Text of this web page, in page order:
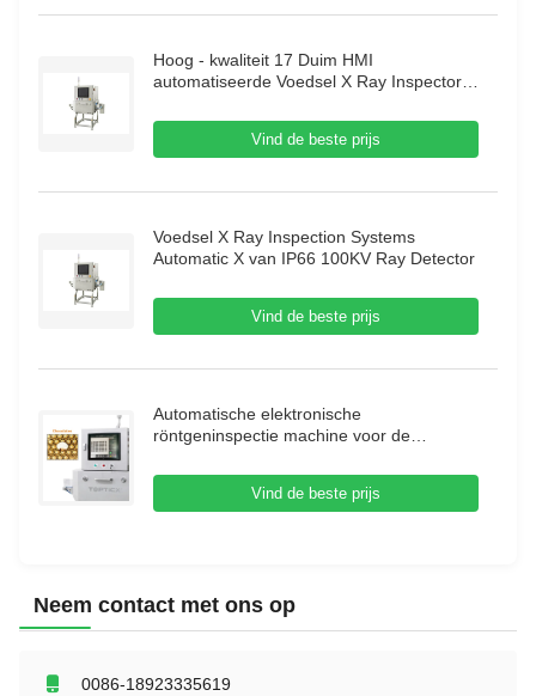
Hoog - kwaliteit 17 Duim HMI
automatiseerde Voedsel X Ray Inspector
Vind de beste prijs
Voedsel X Ray Inspection Systems
Automatic X van IP66 100KV Ray Detector
Vind de beste prijs
Automatische elektronische
röntgeninspectie machine voor de
röntgeninspectiesysteem
Vind de beste prijs
Neem contact met ons op
0086-18923335619